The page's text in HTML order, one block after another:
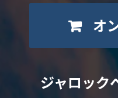
オ
ジャロック